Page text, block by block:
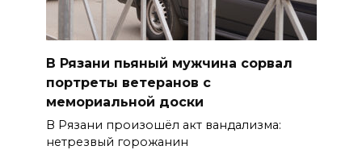
В Рязани пьяный мужчина сорвал
портреты ветеранов с
мемориальной доски
В Рязани произошёл акт вандализма:
нетрезвый горожанин